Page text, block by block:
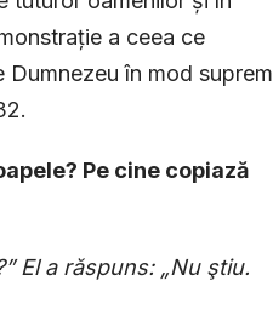
a ceea ce
în mod suprem
Pe cine copiază
El a răs­puns: „Nu ştiu.